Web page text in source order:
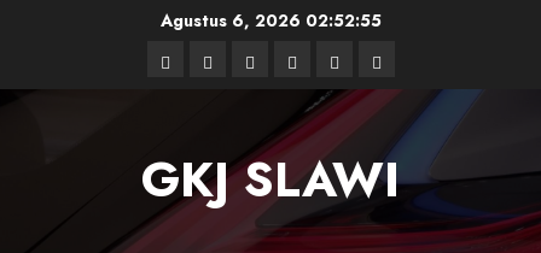
Agustus 6, 2026 02:52:56
Facebook
TwitterLinkedin
VK YoutubeInstagram
GKJ SLAWI